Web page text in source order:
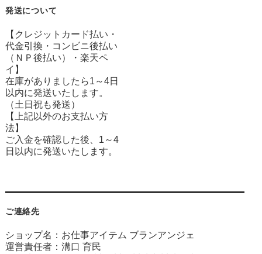
発送について
【クレジットカード払い・
代金引換・コンビニ後払い
（ＮＰ後払い）・楽天ペ
イ】
在庫がありましたら1～4日
以内に発送いたします。
（土日祝も発送）
【上記以外のお支払い方
法】
ご入金を確認した後、1～4
日以内に発送いたします。
ご連絡先
ショップ名：お仕事アイテム ブランアンジェ
運営責任者：溝口 育民